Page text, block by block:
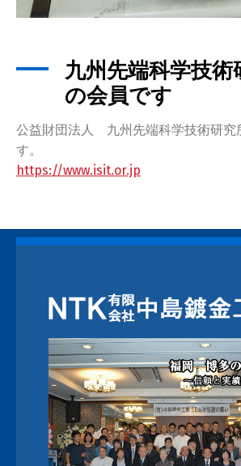
九州先端科学技術
の会員です
公益財団法人 九州先端科学技術研究
す。